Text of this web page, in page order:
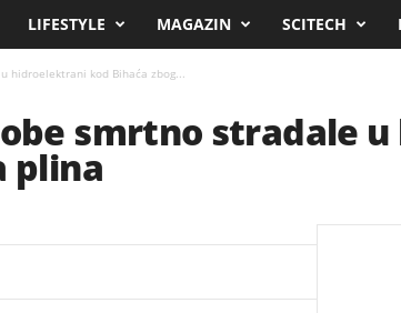
LIFESTYLE MAGAZIN SCITECH
hidroelektrani kod Bihaća zbog...
smrtno stradale
plina